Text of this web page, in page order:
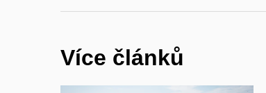
Více článků